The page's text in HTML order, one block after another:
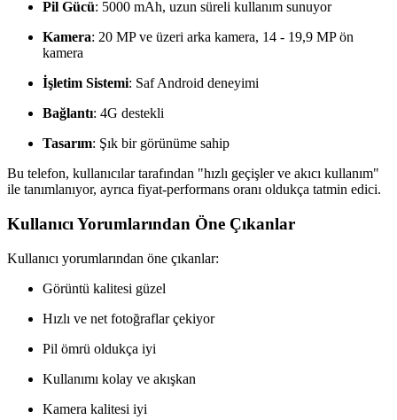
Pil Gücü: 5000 mAh, uzun süreli kullanım sunuyor
Kamera: 20 MP ve üzeri arka kamera, 14 - 19,9 MP ön
kamera
İşletim Sistemi: Saf Android deneyimi
Bağlantı: 4G destekli
Tasarım: Şık bir görünüme sahip
Bu telefon, kullanıcılar tarafından "hızlı geçişler ve akıcı kullanım"
ile tanımlanıyor, ayrıca fiyat-performans oranı oldukça tatmin edici.
Kullanıcı Yorumlarından Öne Çıkanlar
Kullanıcı yorumlarından öne çıkanlar:
Görüntü kalitesi güzel
Hızlı ve net fotoğraflar çekiyor
Pil ömrü oldukça iyi
Kullanımı kolay ve akışkan
Kamera kalitesi iyi